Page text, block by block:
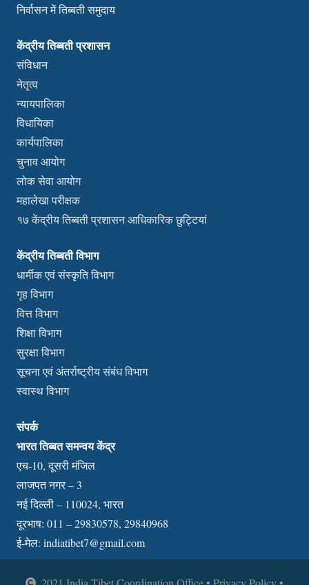
निर्वासन में तिब्बती समुदाय
केंद्रीय तिब्बती प्रशासन
संविधान
नेतृत्व
न्यायपालिका
विधायिका
कार्यपालिका
चुनाव आयोग
लोक सेवा आयोग
महालेखा परीक्षक
१७ केंद्रीय तिब्बती प्रशासन आधिकारिक छुट्टियां
केंद्रीय तिब्बती विभाग
धार्मीक एवं संस्कृति विभाग
गृह विभाग
वित्त विभाग
शिक्षा विभाग
सुरक्षा विभाग
सूचना एवं अंतर्राष्ट्रीय संबंध विभाग
स्वास्थ विभाग
संपर्क
भारत तिब्बत समन्वय केंद्र
एच-10, दूसरी मंजिल
लाजपत नगर – 3
नई दिल्ली – 110024, भारत
दूरभाष: 011 – 29830578, 29840968
ई-मेल: indiatibet7@gmail.com